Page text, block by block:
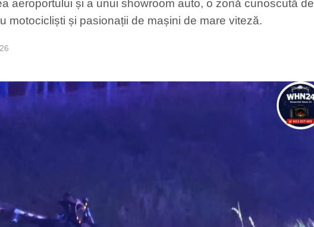
aeroportului și a unui showroom auto, o zonă cunoscută de
motocicliști și pasionații de mașini de mare viteză.